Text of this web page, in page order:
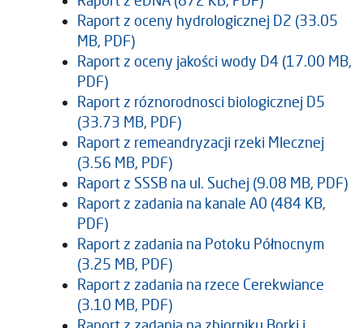
Raport z oceny hydrologicznej D2 (33.05
MB, PDF)
Raport z oceny jakości wody D4 (17.00 MB,
PDF)
Raport z róznorodnosci biologicznej D5
(33.73 MB, PDF)
Raport z remeandryzacji rzeki Mlecznej
(3.56 MB, PDF)
Raport z SSSB na ul. Suchej (9.08 MB, PDF)
Raport z zadania na kanale A0 (484 KB,
PDF)
Raport z zadania na Potoku Północnym
(3.25 MB, PDF)
Raport z zadania na rzece Cerekwiance
(3.10 MB, PDF)